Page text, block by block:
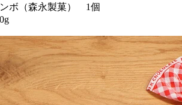
ンボ（森永製菓） 1個